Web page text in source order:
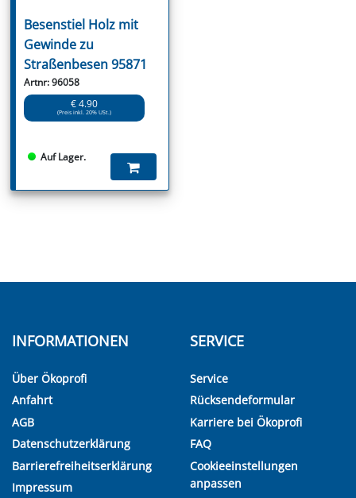
Besenstiel Holz mit
Gewinde zu
Straßenbesen 95871
Artnr: 96058
€ 4.90
(Preis inkl. 20% USt.)
Auf Lager.
INFORMATIONEN
Über Ökoprofi
Anfahrt
AGB
Datenschutzerklärung
Barrierefreiheitserklärung
Impressum
SERVICE
Service
Rücksendeformular
Karriere bei Ökoprofi
FAQ
Cookieeinstellungen
anpassen